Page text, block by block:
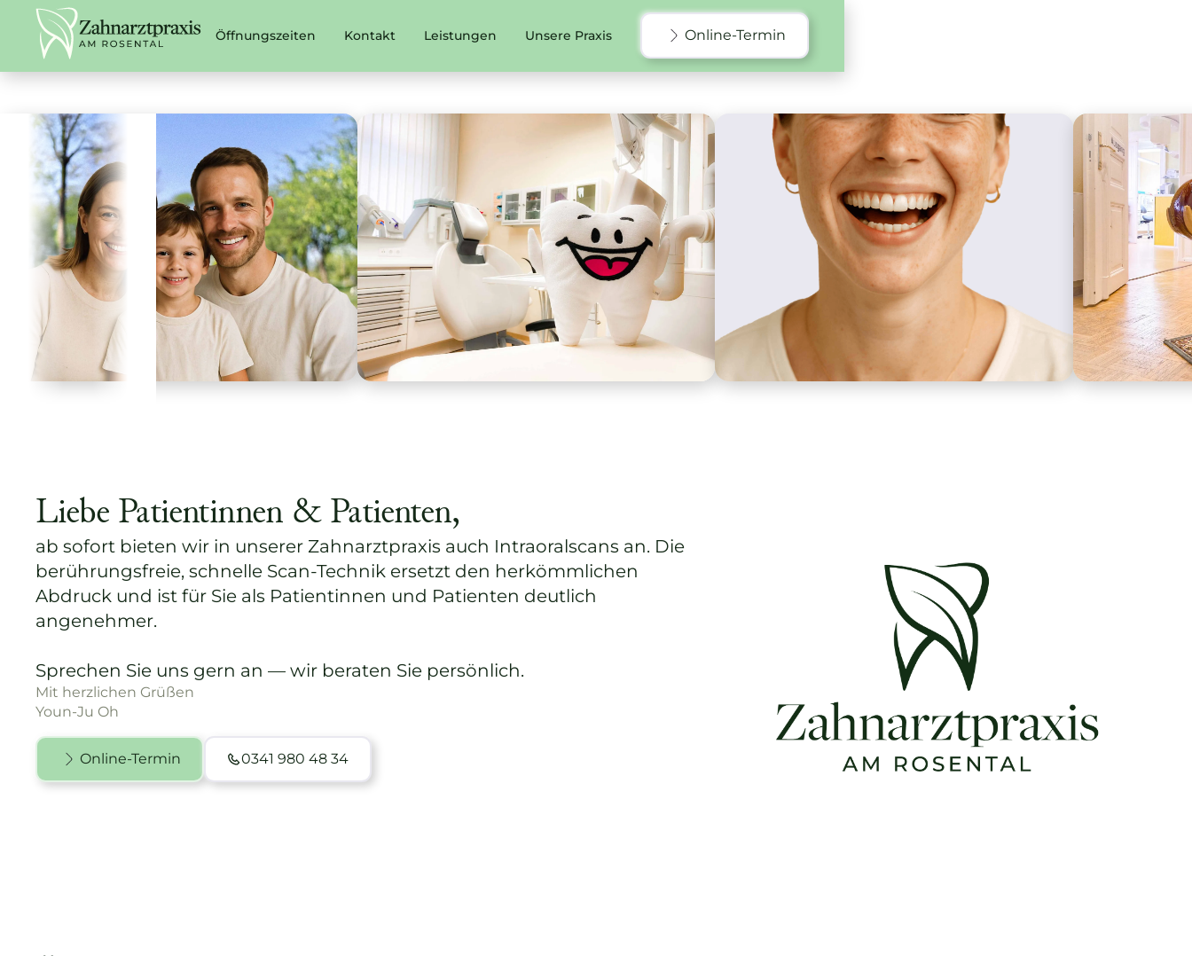
Öffnungszeiten Kontakt Leistungen Unsere Praxis Online-Termin
Liebe Patientinnen & Patienten,
ab sofort bieten wir in unserer Zahnarztpraxis auch Intraoralscans an. Die
berührungsfreie, schnelle Scan-Technik ersetzt den herkömmlichen
Abdruck und ist für Sie als Patientinnen und Patienten deutlich
angenehmer.
Sprechen Sie uns gern an — wir beraten Sie persönlich.
Mit herzlichen Grüßen
Youn-Ju Oh
Online-Termin 0341 980 48 34